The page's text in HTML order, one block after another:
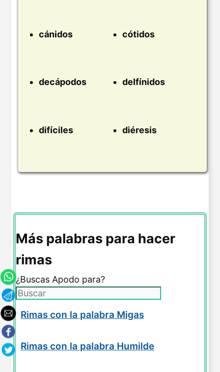
cánidos cótidos
decápodos delfínidos
difíciles diéresis
Más palabras para hacer
rimas
¿Buscas Apodo para?
Rimas con la palabra Migas
Rimas con la palabra Humilde